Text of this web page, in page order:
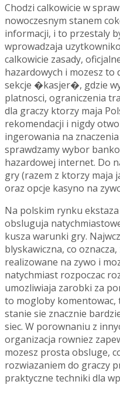
Chodzi calkowicie w
nowoczesnym stanem
informacji, i to przestaly
wprowadzaja
calkowicie zasady,
hazardowych i mozesz to
sekcje �kasjer�, gdzie
platnosci, ograniczenia
dla graczy ktorzy maja
rekomendacji i nigdy
ingerowania na
sprawdzamy wybor
hazardowej internet. Do
gry (razem z ktorzy maja
oraz opcje kasyno na
Na polskim rynku
obsluguja
kusza warunki gry.
blyskawiczna, co
realizowane na zywo i
natychmiast rozpoczac
umozliwiaja zarobki za
to mogloby komentowac,
stanie sie znacznie
siec. W porownaniu z
organizacja rowniez
mozesz prosta obsluge,
rozwiazaniem do graczy
praktyczne techniki dla